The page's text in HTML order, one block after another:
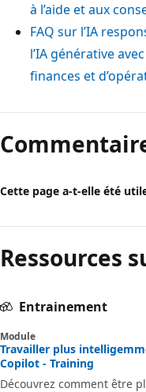
à l’aide et aux
FAQ sur l’IA
l’IA générative
finances et
Cette page a-t-elle été
Ressources
Entrainement
Module
Travailler plus
Copilot - Training
Découvrez comment être